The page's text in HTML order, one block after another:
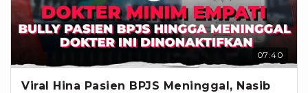
07:40
Viral Hina Pasien BPJS Meninggal, Nasib